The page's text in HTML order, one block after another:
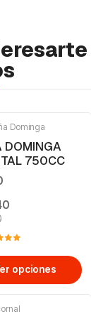
Dominga
DOMINGA
750CC
opciones